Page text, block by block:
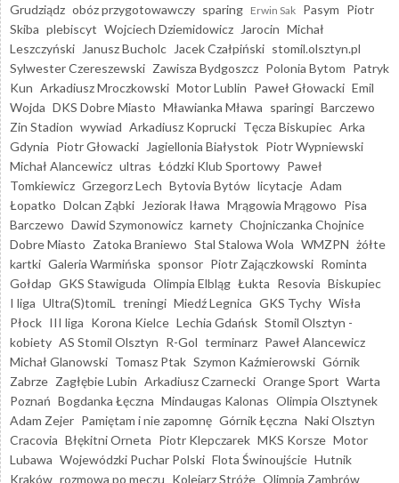
Grudziądz obóz przygotowawczy sparing Erwin Sak Pasym Piotr
Skiba plebiscyt Wojciech Dziemidowicz Jarocin Michał
Leszczyński
Janusz Bucholc Jacek Czałpiński stomil.olsztyn.pl
Sylwester Czereszewski Zawisza Bydgoszcz Polonia Bytom Patryk
Kun Arkadiusz Mroczkowski Motor Lublin Paweł Głowacki Emil
Wojda DKS Dobre Miasto Mławianka Mława sparingi Barczewo
Zin Stadion wywiad Arkadiusz Koprucki Tęcza Biskupiec Arka
Gdynia Piotr Głowacki Jagiellonia Białystok Piotr Wypniewski
Michał Alancewicz ultras Łódzki Klub Sportowy Paweł
Tomkiewicz Grzegorz Lech Bytovia Bytów licytacje Adam
Łopatko Dolcan Ząbki Jeziorak Iława Mrągowia Mrągowo Pisa
Barczewo Dawid Szymonowicz karnety Chojniczanka Chojnice
Dobre Miasto Zatoka Braniewo Stal Stalowa Wola WMZPN żółte
kartki Galeria Warmińska sponsor Piotr Zajączkowski Rominta
Gołdap GKS Stawiguda Olimpia Elbląg Łukta Resovia Biskupiec
I liga Ultra(S)tomiL treningi Miedź Legnica GKS Tychy Wisła
Płock III liga Korona Kielce Lechia Gdańsk Stomil Olsztyn -
kobiety AS Stomil Olsztyn R-Gol terminarz Paweł Alancewicz
Michał Glanowski Tomasz Ptak Szymon Kaźmierowski Górnik
Zabrze Zagłębie Lubin Arkadiusz Czarnecki Orange Sport Warta
Poznań Bogdanka Łęczna Mindaugas Kalonas Olimpia Olsztynek
Adam Zejer Pamiętam i nie zapomnę Górnik Łęczna Naki Olsztyn
Cracovia Błękitni Orneta Piotr Klepczarek MKS Korsze Motor
Lubawa Wojewódzki Puchar Polski Flota Świnoujście Hutnik
Kraków rozmowa po meczu Kolejarz Stróże Olimpia Zambrów